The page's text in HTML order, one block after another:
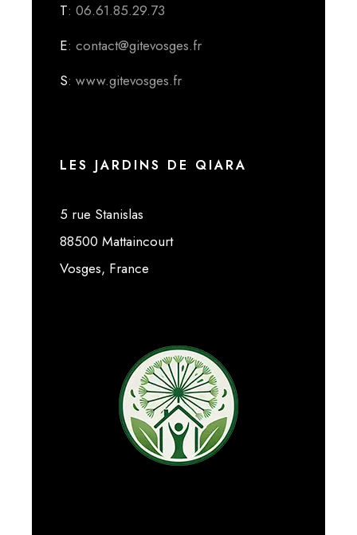
T: 06.61.85.29.73
E: contact@gitevosges.fr
S: www.gitevosges.fr
LES JARDINS DE QIARA
5 rue Stanislas
88500 Mattaincourt
Vosges, France